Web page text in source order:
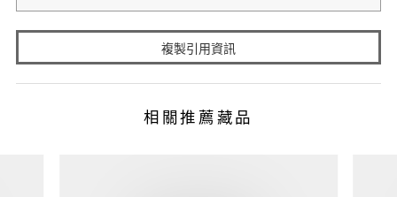
複製引用資訊
相關推薦藏品